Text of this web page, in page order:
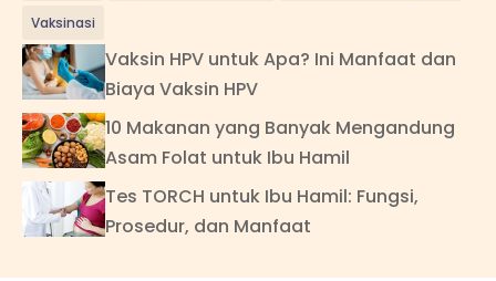
Vaksinasi
Vaksin HPV untuk Apa? Ini Manfaat dan
Biaya Vaksin HPV
10 Makanan yang Banyak Mengandung
Asam Folat untuk Ibu Hamil
Tes TORCH untuk Ibu Hamil: Fungsi,
Prosedur, dan Manfaat